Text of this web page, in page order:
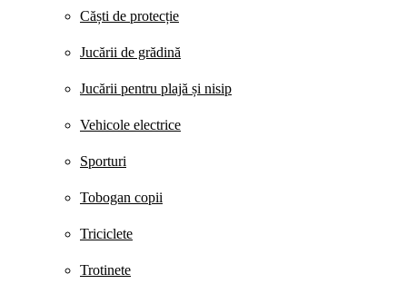
Căști de protecție
Jucării de grădină
Jucării pentru plajă și nisip
Vehicole electrice
Sporturi
Tobogan copii
Triciclete
Trotinete